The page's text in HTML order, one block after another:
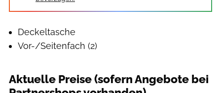
Deckeltasche
Vor-/Seitenfach (2)
Aktuelle Preise (sofern Angebote bei